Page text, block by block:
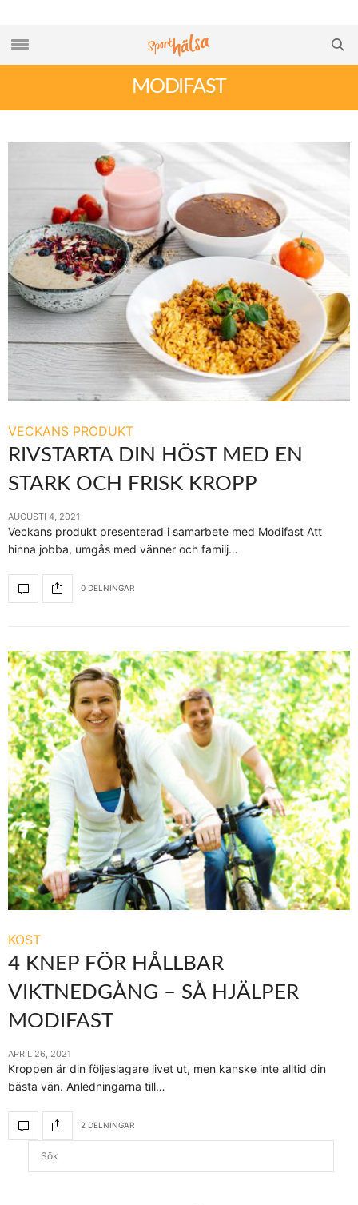
MODIFAST
VECKANS PRODUKT
RIVSTARTA DIN HÖST MED EN
STARK OCH FRISK KROPP
AUGUSTI 4, 2021
Veckans produkt presenterad i samarbete med Modifast Att
hinna jobba, umgås med vänner och familj…
0 DELNINGAR
KOST
4 KNEP FÖR HÅLLBAR
VIKTNEDGÅNG – SÅ HJÄLPER
MODIFAST
APRIL 26, 2021
Kroppen är din följeslagare livet ut, men kanske inte alltid din
bästa vän. Anledningarna till…
2 DELNINGAR